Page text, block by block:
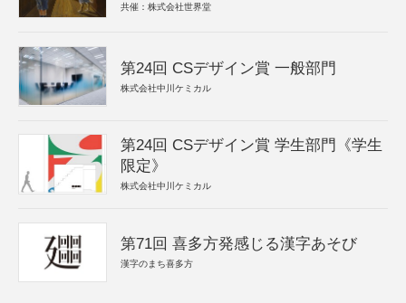
共催：株式会社世界堂
第24回 CSデザイン賞 一般部門
株式会社中川ケミカル
第24回 CSデザイン賞 学生部門《学生
限定》
株式会社中川ケミカル
第71回 喜多方発感じる漢字あそび
漢字のまち喜多方